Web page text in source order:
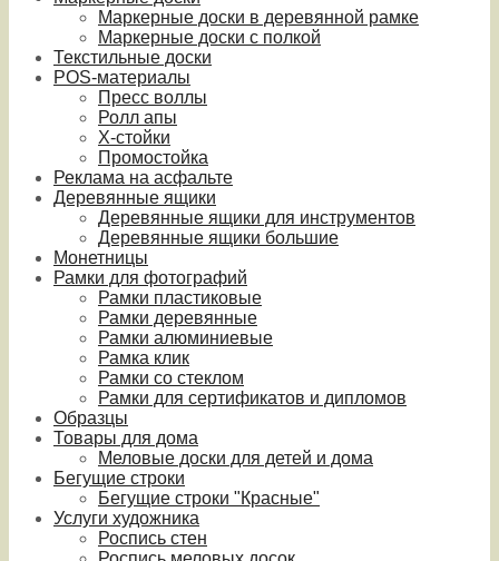
Маркерные доски в деревянной рамке
Маркерные доски с полкой
Текстильные доски
POS-материалы
Пресс воллы
Ролл апы
Х-стойки
Промостойка
Реклама на асфальте
Деревянные ящики
Деревянные ящики для инструментов
Деревянные ящики большие
Монетницы
Рамки для фотографий
Рамки пластиковые
Рамки деревянные
Рамки алюминиевые
Рамка клик
Рамки со стеклом
Рамки для сертификатов и дипломов
Образцы
Товары для дома
Меловые доски для детей и дома
Бегущие строки
Бегущие строки "Красные"
Услуги художника
Роспись стен